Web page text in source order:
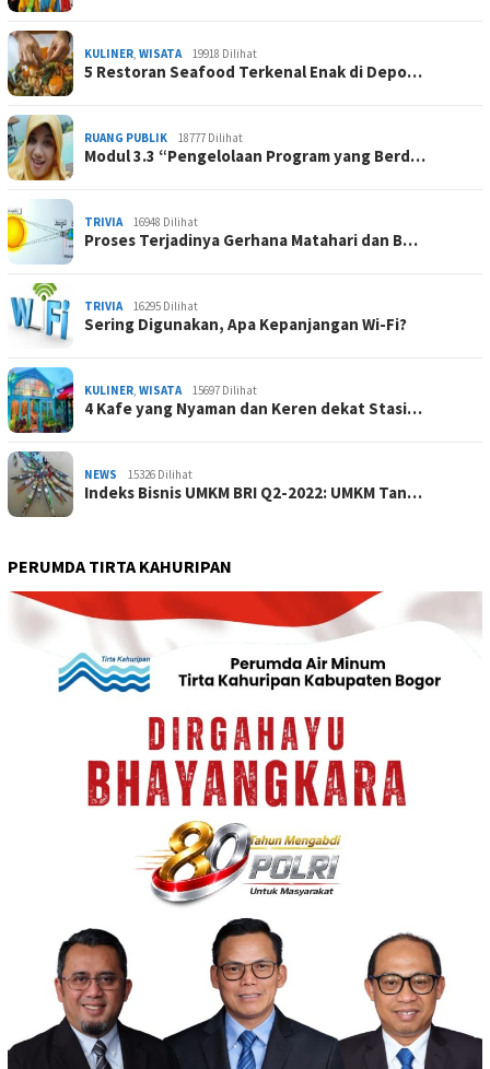
KULINER, WISATA 19918 Dilihat
5 Restoran Seafood Terkenal Enak di Depo…
RUANG PUBLIK 18777 Dilihat
Modul 3.3 “Pengelolaan Program yang Berd…
TRIVIA 16948 Dilihat
Proses Terjadinya Gerhana Matahari dan B…
TRIVIA 16295 Dilihat
Sering Digunakan, Apa Kepanjangan Wi-Fi?
KULINER, WISATA 15697 Dilihat
4 Kafe yang Nyaman dan Keren dekat Stasi…
NEWS 15326 Dilihat
Indeks Bisnis UMKM BRI Q2-2022: UMKM Tan…
PERUMDA TIRTA KAHURIPAN